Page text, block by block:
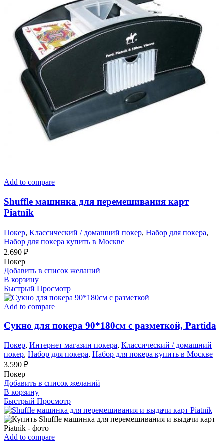
Add to compare
Shuffle машинка для перемешивания карт
Piatnik
Покер, Классический / домашний покер, Набор для покера,
Набор для покера купить в Москве
2.690 ₽
Покер
Добавить в список желаний
В корзину
Быстрый Просмотр
Add to compare
Сукно для покера 90*180см с разметкой, Partida
Покер, Интернет магазин покера, Классический / домашний
покер, Набор для покера, Набор для покера купить в Москве
3.590 ₽
Покер
Добавить в список желаний
В корзину
Быстрый Просмотр
Add to compare